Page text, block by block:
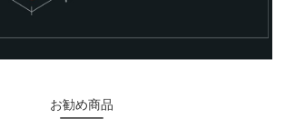
お勧め商品